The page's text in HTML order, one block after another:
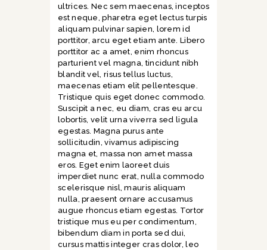
ultrices. Nec sem maecenas, inceptos
est neque, pharetra eget lectus turpis
aliquam pulvinar sapien, lorem id
porttitor, arcu eget etiam ante. Libero
porttitor ac a amet, enim rhoncus
parturient vel magna, tincidunt nibh
blandit vel, risus tellus luctus,
maecenas etiam elit pellentesque.
Tristique quis eget donec commodo.
Suscipit a nec, eu diam, cras eu arcu
lobortis, velit urna viverra sed ligula
egestas. Magna purus ante
sollicitudin, vivamus adipiscing
magna et, massa non amet massa
eros. Eget enim laoreet duis
imperdiet nunc erat, nulla commodo
scelerisque nisl, mauris aliquam
nulla, praesent ornare accusamus
augue rhoncus etiam egestas. Tortor
tristique mus eu per condimentum,
bibendum diam in porta sed dui,
cursus mattis integer cras dolor, leo